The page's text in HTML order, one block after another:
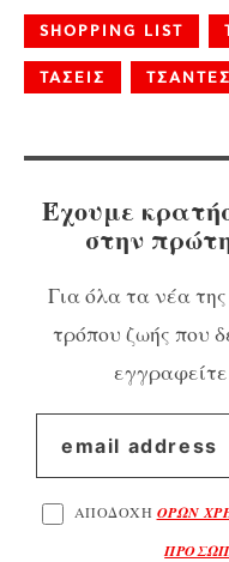
SHOPPING LIST
ΤΑΣΕΙΣ ΤΣΑΝΤΕΣ
Έχουμε
στην
Για όλα τα νέα
τρόπου ζωής που
ΑΠΟΔΟΧΗ ΟΡΩΝ